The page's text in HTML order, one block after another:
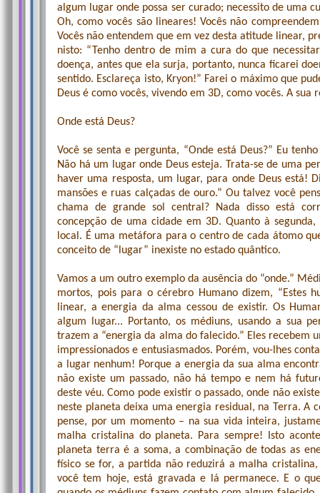
algum lugar onde possa ser curado; necessito de uma
Oh, como vocês são lineares! Vocês não
Vocês não entendem que em vez desta atitude linear,
nisto: “Tenho dentro de mim a cura do que
doença, antes que ela surja, portanto, nunca ficarei
sentido. Esclareça isto, Kryon!” Farei o máximo que
Deus é como vocês, vivendo em 3D, como vocês. A
Onde está Deus?
Você se senta e pergunta, “Onde está Deus?” Eu
Não há um lugar onde Deus esteja. Trata-se de uma
haver uma resposta, um lugar, para onde Deus está!
mansões e ruas calçadas de ouro.” Ou talvez você
chama de grande sol central? Nada disso está
concepção de uma cidade em 3D. Quanto à
local. É uma metáfora para o centro de cada átomo
conceito de “lugar” inexiste no estado quântico.
Vamos a um outro exemplo da ausência do “onde.”
mortos, pois para o cérebro Humano dizem, “Estes
linear, a energia da alma cessou de existir. Os
algum lugar... Portanto, os médiuns, usando a sua
trazem a “energia da alma do falecido.” Eles recebem
impressionados e entusiasmados. Porém, vou-lhes
a lugar nenhum! Porque a energia da sua alma
não existe um passado, não há tempo e nem há
deste véu. Como pode existir o passado, onde não
neste planeta deixa uma energia residual, na Terra. A
pense, por um momento – na sua vida inteira,
malha cristalina do planeta. Para sempre! Isto
planeta terra é a soma, a combinação de todas as
físico se for, a partida não reduzirá a malha
você tem hoje, está gravada e lá permanece. E o